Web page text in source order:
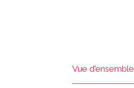
Vue d'ensemble